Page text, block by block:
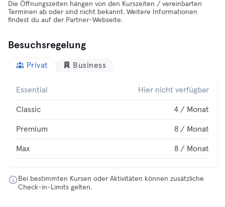
Die Öffnungszeiten hängen von den Kurszeiten / vereinbarten
Terminen ab oder sind nicht bekannt. Weitere Informationen
findest du auf der Partner-Webseite.
Besuchsregelung
Privat Business
Essential Hier nicht verfügbar
Classic 4 / Monat
Premium 8 / Monat
Max 8 / Monat
Bei bestimmten Kursen oder Aktivitäten können zusätzliche
Check-in-Limits gelten.